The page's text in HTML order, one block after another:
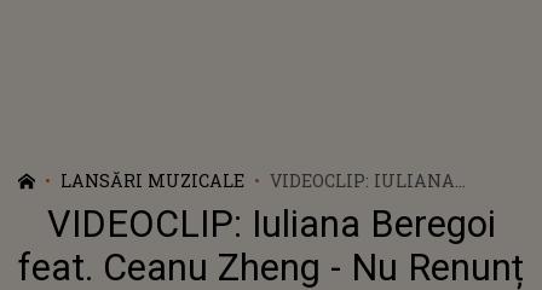
LANSĂRI MUZICALE
VIDEOCLIP: IULIANA
BEREGOI FEAT. CEANU
ZHENG - NU RENUNȚ
VIDEOCLIP: Iuliana Beregoi
feat. Ceanu Zheng - Nu Renunț